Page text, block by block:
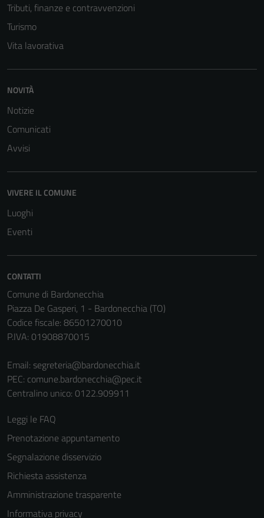
Tributi, finanze e contravvenzioni
Turismo
Vita lavorativa
NOVITÀ
Notizie
Comunicati
Avvisi
VIVERE IL COMUNE
Luoghi
Eventi
CONTATTI
Comune di Bardonecchia
Piazza De Gasperi, 1 - Bardonecchia (TO)
Codice fiscale: 86501270010
P.IVA: 01908870015
Email: segreteria@bardonecchia.it
PEC: comune.bardonecchia@pec.it
Centralino unico: 0122.909911
Leggi le FAQ
Prenotazione appuntamento
Segnalazione disservizio
Richiesta assistenza
Amministrazione trasparente
Informativa privacy
funzionamento
non raccolgono